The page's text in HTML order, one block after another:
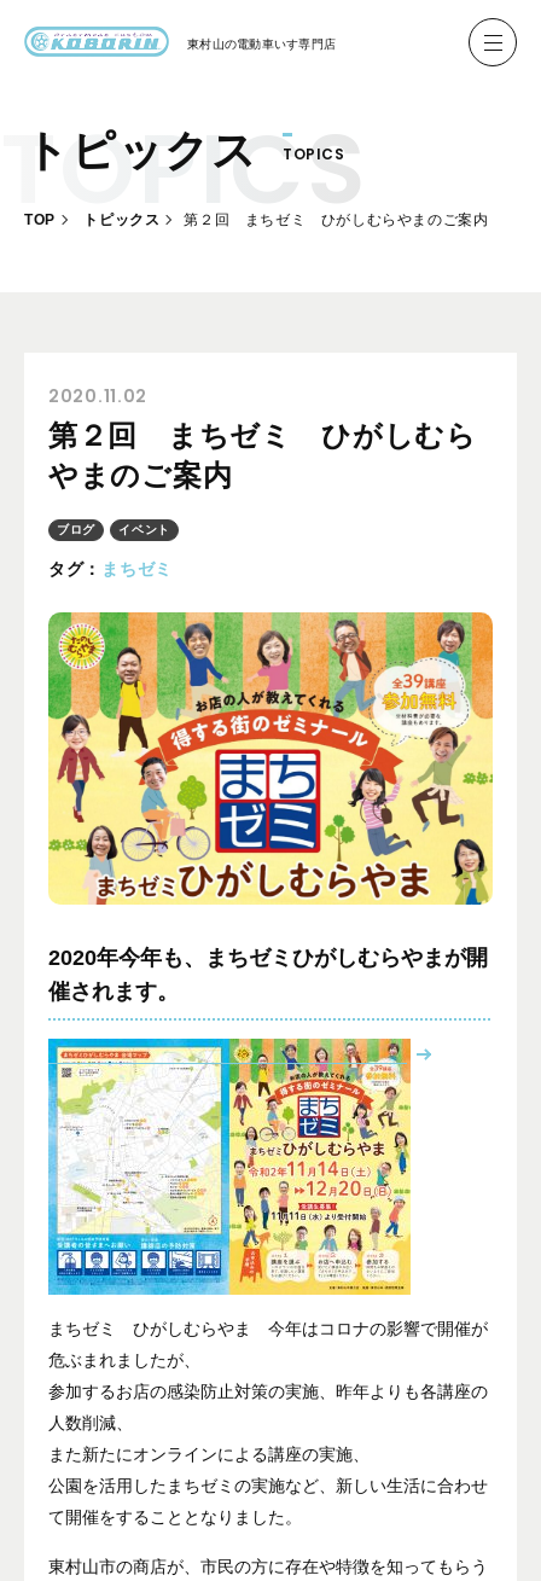
東村山の電動車いす専門店
ハイネル Hineru
ブリッジ BRIDGE TR
会社概要
ALL
ニュース
イベント
ブログ
メディア掲載
ユーザーコラム
営業時間
（土曜・日曜・祝日除く）
トピックス TOPICS
TOP トピックス 第２回 まちゼミ ひがしむらやまのご案内
2020.11.02
第２回 まちゼミ ひがしむら
やまのご案内
ブログ イベント
タグ： まちゼミ
2020年今年も、まちゼミひがしむらやまが開
催されます。
まちゼミ ひがしむらやま 今年はコロナの影響で開催が
危ぶまれましたが、
参加するお店の感染防止対策の実施、昨年よりも各講座の
人数削減、
また新たにオンラインによる講座の実施、
公園を活用したまちゼミの実施など、新しい生活に合わせ
て開催をすることとなりました。
東村山市の商店が、市民の方に存在や特徴を知ってもらう